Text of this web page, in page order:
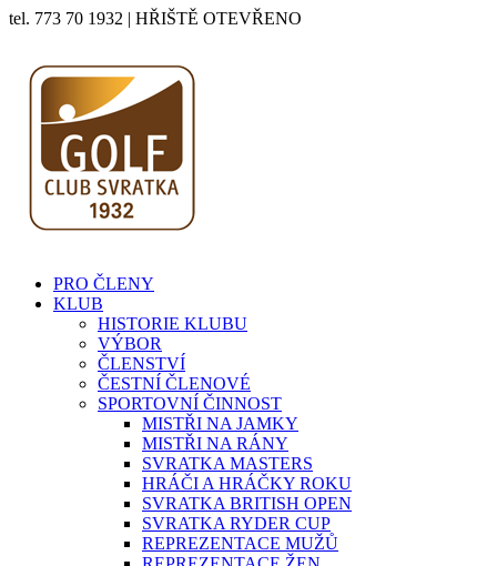
tel. 773 70 1932 | HŘIŠTĚ OTEVŘENO
PRO ČLENY
KLUB
HISTORIE KLUBU
VÝBOR
ČLENSTVÍ
ČESTNÍ ČLENOVÉ
SPORTOVNÍ ČINNOST
MISTŘI NA JAMKY
MISTŘI NA RÁNY
SVRATKA MASTERS
HRÁČI A HRÁČKY ROKU
SVRATKA BRITISH OPEN
SVRATKA RYDER CUP
REPREZENTACE MUŽŮ